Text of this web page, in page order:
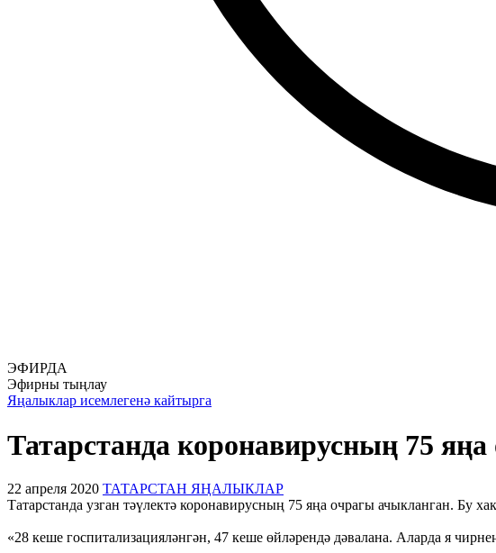
ЭФИРДА
Эфирны тыңлау
Яңалыклар исемлегенә кайтырга
Татарстанда коронавирусның 75
22 апреля 2020 ТАТАРСТАН ЯҢАЛЫКЛАР
Татарстанда узган тәүлектә коронавирусның 75 яңа очрагы ачыкланган. Бу
«28 кеше госпитализацияләнгән, 47 кеше өйләрендә дәвалана. Аларда я